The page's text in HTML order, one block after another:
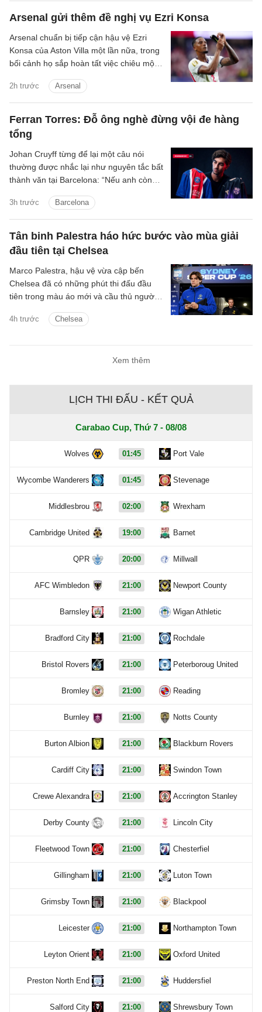
Arsenal gửi thêm đề nghị vụ Ezri Konsa
2h trước Arsenal
Arsenal chuẩn bị tiếp cận hậu vệ Ezri
Konsa của Aston Villa một lần nữa, trong
bối cảnh họ sắp hoàn tất việc chiêu mộ
Newcastle.
Ferran Torres: Đỗ ông nghè đừng vội đe hàng
tổng
3h trước Barcelona
Johan Cruyff từng để lại một câu nói
thường được nhắc lại như nguyên tắc bất
thành văn tại Barcelona: “Nếu anh còn
Barcelona, anh không còn hữu ích với
chúng tôi nữa.”
Tân binh Palestra háo hức bước vào mùa giải
đầu tiên tại Chelsea
4h trước Chelsea
Marco Palestra, hậu vệ vừa cập bến
Chelsea đã có những phút thi đấu đầu
tiên trong màu áo mới và cầu thủ người
Xem thêm
LỊCH THI ĐẤU - KẾT QUẢ
Carabao Cup, Thứ 7 - 08/08
Wolves 01:45 Port Vale
Wycombe Wanderers 01:45 Stevenage
Middlesbrou 02:00 Wrexham
Cambridge United 19:00 Barnet
QPR 20:00 Millwall
AFC Wimbledon 21:00 Newport County
Barnsley 21:00 Wigan Athletic
Bradford City 21:00 Rochdale
Bristol Rovers 21:00 Peterboroug United
Bromley 21:00 Reading
Burnley 21:00 Notts County
Burton Albion 21:00 Blackburn Rovers
Cardiff City 21:00 Swindon Town
Crewe Alexandra 21:00 Accrington Stanley
Derby County 21:00 Lincoln City
Fleetwood Town 21:00 Chesterfiel
Gillingham 21:00 Luton Town
Grimsby Town 21:00 Blackpool
Leicester 21:00 Northampton Town
Leyton Orient 21:00 Oxford United
Preston North End 21:00 Huddersfiel
Salford City 21:00 Shrewsbury Town